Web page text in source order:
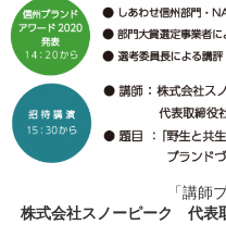
「講師
株式会社スノーピーク 代表